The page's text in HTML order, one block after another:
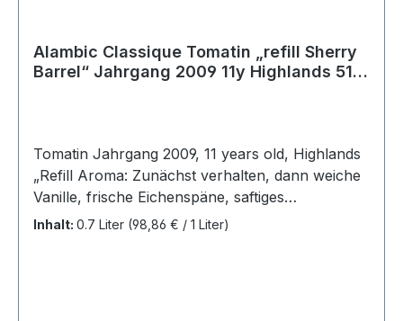
Alambic Classique Tomatin „refill Sherry
Barrel“ Jahrgang 2009 11y Highlands 51,7
Tomatin Jahrgang 2009, 11 years old, Highlands
„Refill Aroma: Zunächst verhalten, dann weiche
Vanille, frische Eichenspäne, saftiges
Apfelkompott, Sherry Barrel“ etwas herb:
Inhalt: 0.7 Liter (98,86 € / 1 Liter)